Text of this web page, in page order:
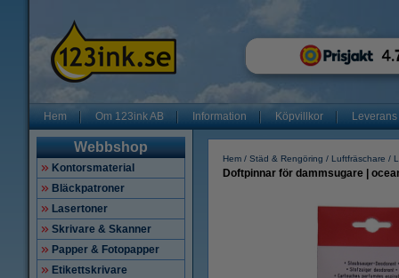
Hem Om 123ink AB Information Köpvillkor Leverans
Webbshop
Kontorsmaterial
Bläckpatroner
Lasertoner
Skrivare & Skanner
Papper & Fotopapper
Etikettskrivare
Hem Städ & Rengöring Luftfräschare
Doftpinnar för dammsugare |